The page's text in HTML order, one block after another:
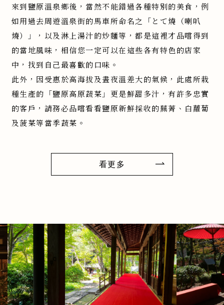
來到鹽原溫泉鄉後，當然不能錯過各種特別的美食，例
如用過去周遊溫泉街的馬車所命名之「とて燒（喇叭
燒）」，以及淋上湯汁的炒麵等，都是這裡才品嚐得到
的當地風味，相信您一定可以在這些各有特色的店家
中，找到自己最喜歡的口味。
此外，因受惠於高海拔及晝夜溫差大的氣候，此處所栽
種生產的「鹽原高原蔬菜」更是鮮甜多汁，有許多忠實
的客戶，請務必品嚐看看鹽原新鮮採收的蕪菁、白蘿蔔
及菠菜等當季蔬菜。
看更多